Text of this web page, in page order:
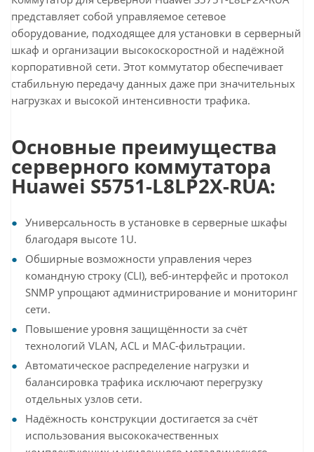
представляет собой управляемое сетевое
оборудование, подходящее для установки в серверный
шкаф и организации высокоскоростной и надёжной
корпоративной сети. Этот коммутатор обеспечивает
стабильную передачу данных даже при значительных
нагрузках и высокой интенсивности трафика.
Основные преимущества
серверного коммутатора
Huawei S5751-L8LP2X-RUA:
Универсальность в установке в серверные шкафы
благодаря высоте 1U.
Обширные возможности управления через
командную строку (CLI), веб-интерфейс и протокол
SNMP упрощают администрирование и мониторинг
сети.
Повышение уровня защищённости за счёт
технологий VLAN, ACL и MAC-фильтрации.
Автоматическое распределение нагрузки и
балансировка трафика исключают перегрузку
отдельных узлов сети.
Надёжность конструкции достигается за счёт
использования высококачественных